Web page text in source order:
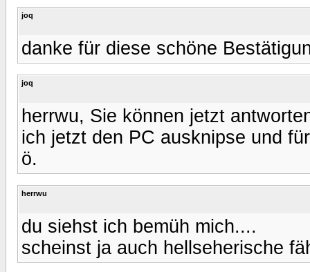
joq
danke für diese schöne
joq
herrwu, Sie können jetzt
ich jetzt den PC ausknipse und
ö.
herrwu
du siehst ich bemüh mich....
scheinst ja auch hellseherische